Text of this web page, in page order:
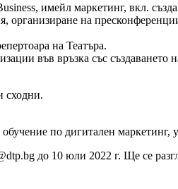
имейл маркетинг, вкл.
организиране на
на Театъра.
във връзка със създаването
сходни.
по дигитален маркетинг,
до 10 юли 2022 г. Ще се